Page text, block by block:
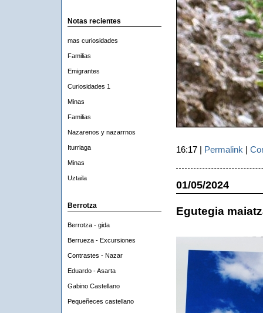
Notas recientes
mas curiosidades
Familias
Emigrantes
Curiosidades 1
Minas
Familias
Nazarenos y nazarrnos
Iturriaga
Minas
Uztaila
Berrotza
Berrotza - gida
Berrueza - Excursiones
Contrastes - Nazar
Eduardo - Asarta
Gabino Castellano
Pequeñeces castellano
16:17 | Permalink |
01/05/2024
Egutegia